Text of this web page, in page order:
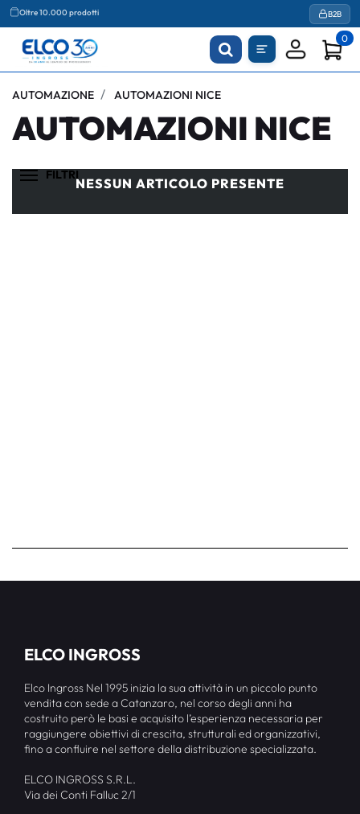
Oltre 10.000 prodotti B2B
0
AUTOMAZIONE AUTOMAZIONI NICE
AUTOMAZIONI NICE
NESSUN ARTICOLO PRESENTE
FILTRI
ELCO INGROSS
Elco Ingross Nel 1995 inizia la sua attività in un piccolo punto
vendita con sede a Catanzaro, nel corso degli anni ha
costruito però le basi e acquisito l’esperienza necessaria per
raggiungere obiettivi di crescita, strutturali ed organizzativi,
fino a confluire nel settore della distribuzione specializzata.
ELCO INGROSS S.R.L.
Via dei Conti Falluc 2/1